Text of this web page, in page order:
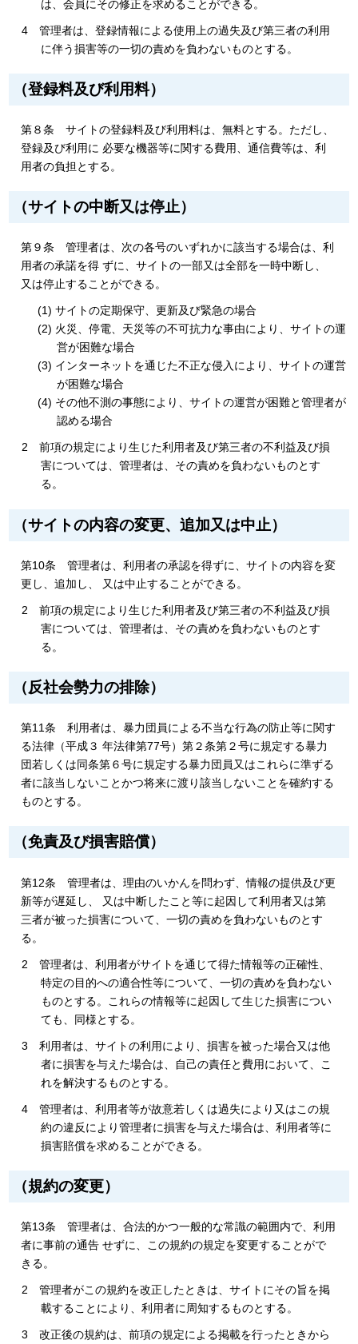
は、会員にその修正を求めることができる。
4 管理者は、登録情報による使用上の過失及び第三者の利用
に伴う損害等の一切の責めを負わないものとする。
（登録料及び利用料）
第８条 サイトの登録料及び利用料は、無料とする。ただし、
登録及び利用に 必要な機器等に関する費用、通信費等は、利
用者の負担とする。
（サイトの中断又は停止）
第９条 管理者は、次の各号のいずれかに該当する場合は、利
用者の承諾を得 ずに、サイトの一部又は全部を一時中断し、
又は停止することができる。
(1) サイトの定期保守、更新及び緊急の場合
(2) 火災、停電、天災等の不可抗力な事由により、サイトの運
営が困難な場合
(3) インターネットを通じた不正な侵入により、サイトの運営
が困難な場合
(4) その他不測の事態により、サイトの運営が困難と管理者が
認める場合
2 前項の規定により生じた利用者及び第三者の不利益及び損
害については、管理者は、その責めを負わないものとす
る。
（サイトの内容の変更、追加又は中止）
第10条 管理者は、利用者の承認を得ずに、サイトの内容を変
更し、追加し、 又は中止することができる。
2 前項の規定により生じた利用者及び第三者の不利益及び損
害については、管理者は、その責めを負わないものとす
る。
（反社会勢力の排除）
第11条 利用者は、暴力団員による不当な行為の防止等に関す
る法律（平成３ 年法律第77号）第２条第２号に規定する暴力
団若しくは同条第６号に規定する暴力団員又はこれらに準ずる
者に該当しないことかつ将来に渡り該当しないことを確約する
ものとする。
（免責及び損害賠償）
第12条 管理者は、理由のいかんを問わず、情報の提供及び更
新等が遅延し、 又は中断したこと等に起因して利用者又は第
三者が被った損害について、一切の責めを負わないものとす
る。
2 管理者は、利用者がサイトを通じて得た情報等の正確性、
特定の目的への適合性等について、一切の責めを負わない
ものとする。これらの情報等に起因して生じた損害につい
ても、同様とする。
3 利用者は、サイトの利用により、損害を被った場合又は他
者に損害を与えた場合は、自己の責任と費用において、こ
れを解決するものとする。
4 管理者は、利用者等が故意若しくは過失により又はこの規
約の違反により管理者に損害を与えた場合は、利用者等に
損害賠償を求めることができる。
（規約の変更）
第13条 管理者は、合法的かつ一般的な常識の範囲内で、利用
者に事前の通告 せずに、この規約の規定を変更することがで
きる。
2 管理者がこの規約を改正したときは、サイトにその旨を掲
載することにより、利用者に周知するものとする。
3 改正後の規約は、前項の規定による掲載を行ったときから